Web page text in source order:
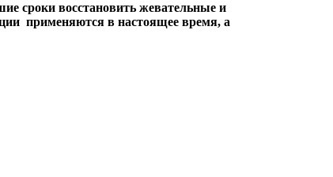
сроки восстановить жевательные и
применяются в настоящее время, а